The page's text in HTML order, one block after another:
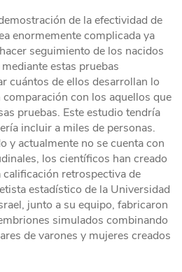
de la efectividad de
enormemente complicada ya
seguimiento de los nacidos
estas pruebas
cuántos de ellos desarrollan lo
con los aquellos que
pruebas. Este estudio tendría
incluir a miles de personas.
y actualmente no se cuenta con
los científicos han creado
retrospectiva de
estadístico de la Universidad
junto a su equipo, fabricaron
simulados combinando
de varones y mujeres creados